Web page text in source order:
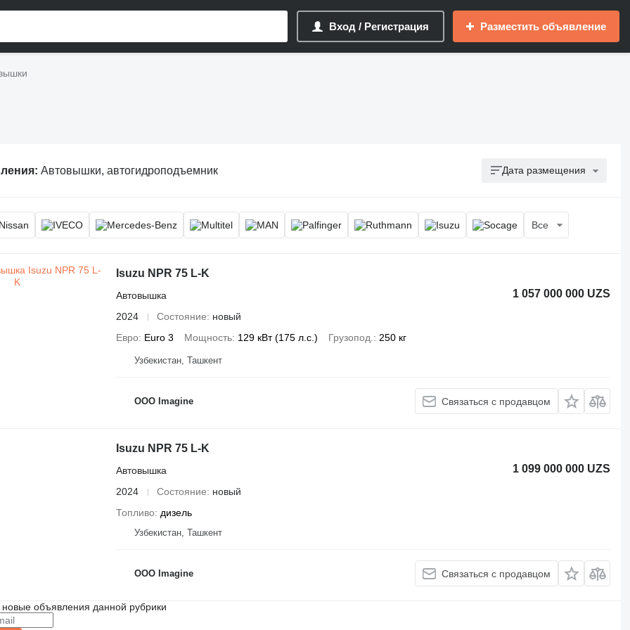
Вход / Регистрация Разместить объявление
Автовышки, автогидроподъемник Дата размещения
Все
Isuzu NPR 75 L-K
1 057 000 000 UZS
Автовышка
2024
Состояние
новый
Евро
Euro 3 Мощность 129 кВт (175 л.с.) Грузопод. 250 кг
Узбекистан, Ташкент
OOO Imagine Связаться с продавцом
Isuzu NPR 75 L-K
1 099 000 000 UZS
Автовышка
2024
Состояние
новый
Топливо
дизель
Узбекистан, Ташкент
OOO Imagine Связаться с продавцом
объявления данной рубрики